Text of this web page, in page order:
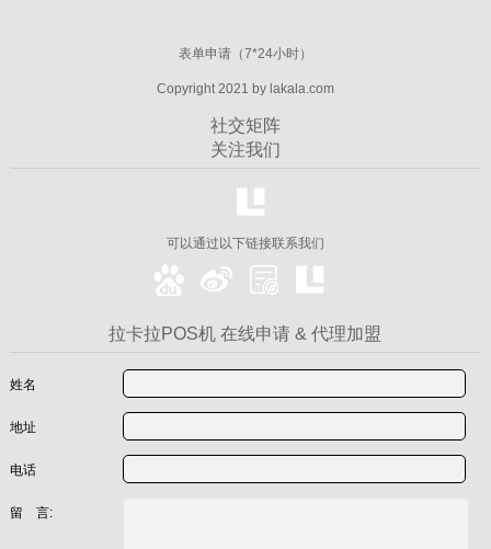
表单申请（7*24小时）
Copyright 2021 by lakala.com
社交矩阵
关注我们
可以通过以下链接联系我们
拉卡拉POS机 在线申请 & 代理加盟
姓名
地址
电话
留 言: